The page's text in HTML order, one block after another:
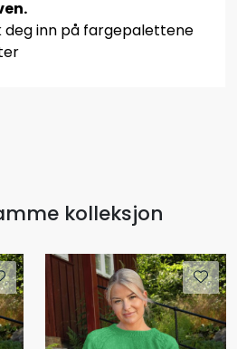
deg inn på fargepalettene
kolleksjon